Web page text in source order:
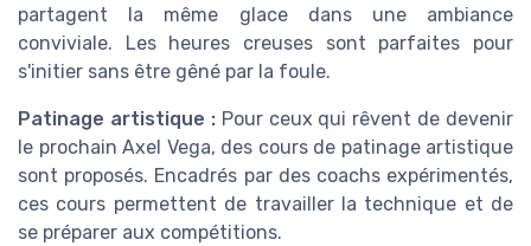
partagent la même glace dans une ambiance
conviviale. Les heures creuses sont parfaites pour
s'initier sans être gêné par la foule.
Patinage artistique :Pour ceux qui rêvent de devenir
le prochain Axel Vega, des cours de patinage artistique
sont proposés. Encadrés par des coachs expérimentés,
ces cours permettent de travailler la technique et de
se préparer aux compétitions.